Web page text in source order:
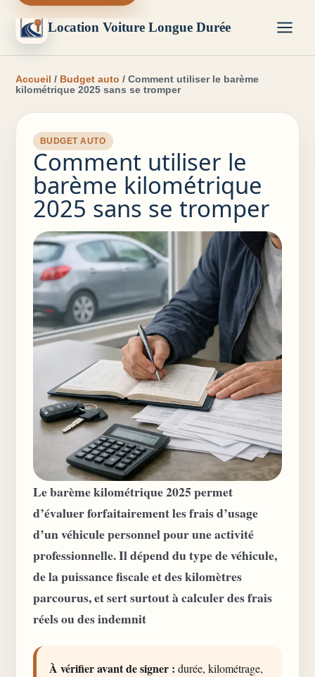
Location Voiture Longue Durée
Accueil / Budget auto / Comment utiliser le barème
kilométrique 2025 sans se tromper
BUDGET AUTO
Comment utiliser le
barème kilométrique
2025 sans se tromper
Le barème kilométrique 2025 permet
d’évaluer forfaitairement les frais d’usage
d’un véhicule personnel pour une activité
professionnelle. Il dépend du type de véhicule,
de la puissance fiscale et des kilomètres
parcourus, et sert surtout à calculer des frais
réels ou des indemnit
À vérifier avant de signer : durée, kilométrage,